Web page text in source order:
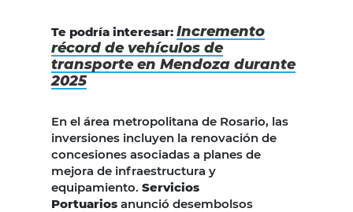
Te podría interesar: Incremento
récord de vehículos de
transporte en Mendoza durante
2025
En el área metropolitana de Rosario, las
inversiones incluyen la renovación de
concesiones asociadas a planes de
mejora de infraestructura y
equipamiento. Servicios
Portuarios anunció desembolsos